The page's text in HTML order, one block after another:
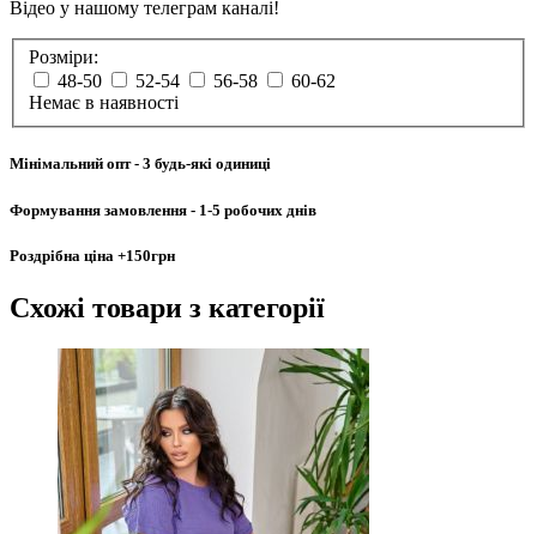
Відео у нашому телеграм каналі!
Розміри:
48-50
52-54 56-58
60-62
Немає в наявності
Мінімальний опт- 3 будь-які одиниці
Формування замовлення - 1-5 робочих днів
Роздрібна ціна +150грн
Схожі товари з категорії